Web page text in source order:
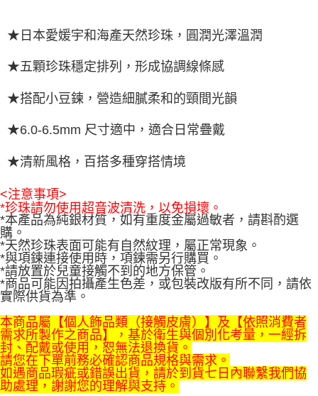
★日本愛媛宇和海產天然珍珠，圓潤光澤溫潤
★五顆珍珠穩定排列，形成協調線條感
★搭配小豆鍊，營造細膩柔和的頸間光韻
★6.0-6.5mm 尺寸適中，適合日常疊戴
★清新風格，百搭多種穿搭情境
<注意事項>
*珍珠請勿使用超音波清洗，以免損壞。
*本產品為純銀材質，如有重度金屬過敏者，請斟酌選
購。
*天然珍珠表面可能有自然紋理，屬正常現象。
*與項鍊連接使用時，項鍊需另行購買。
*請放置於兒童接觸不到的地方保管。
*商品可能因拍攝產生色差，或包裝改版有所不同，請依
實際供貨為準。
本商品屬【個人飾品類（接觸皮膚）】及【依照消費者
需求所製作之商品】，基於衛生與個別化考量，一經拆
封、配戴或使用，恕無法退換貨。
請您在下單前務必確認商品規格與需求。
如遇商品瑕疵或錯誤出貨，請於到貨七日內聯繫我們協
助處理，謝謝您的理解與支持。